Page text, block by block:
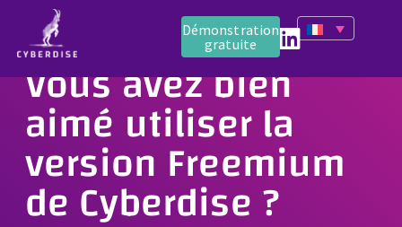
Démonstration
gratuite
Vous avez bien
aimé utiliser la
version Freemium
de Cyberdise ?